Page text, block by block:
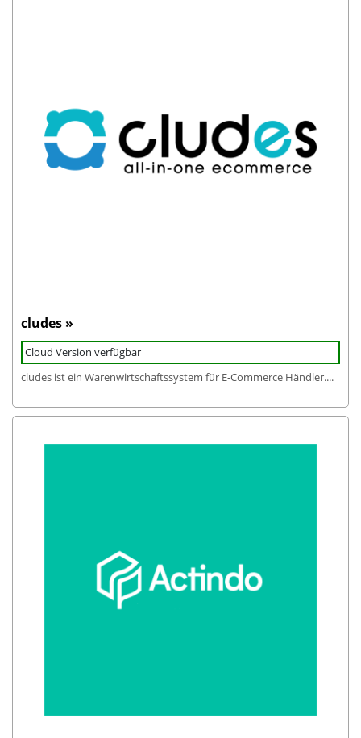
cludes »
Cloud Version verfügbar
cludes ist ein Warenwirtschaftssystem für E-Commerce Händler....